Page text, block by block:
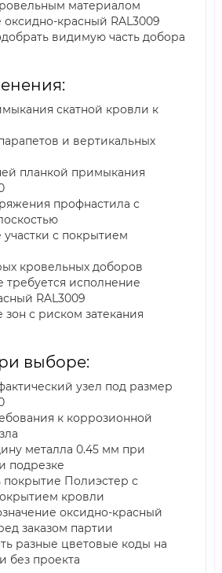
материалом
красный RAL3009
видимую часть добора
скатной кровли к
и вертикальных
планкой примыкания
профнастила с
с покрытием
кровельных доборов
требуется исполнение
RAL3009
с риском затекания
выборе:
узел под размер
к коррозионной
металла 0.45 мм при
подрезке
покрытие Полиэстер с
кровли
оксидно-красный
заказом партии
разные цветовые коды на
без проекта